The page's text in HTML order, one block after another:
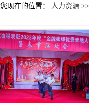
您现在的位置： 人力资源 >>